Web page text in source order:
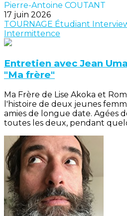
Pierre-Antoine COUTANT
17 juin 2026
TOURNAGE Étudiant
Intermittence
Entretien avec Jean
"Ma frère"
Ma Frère de Lise Akoka et
l'histoire de deux jeunes
amies de longue date. Agées
toutes les deux, pendant